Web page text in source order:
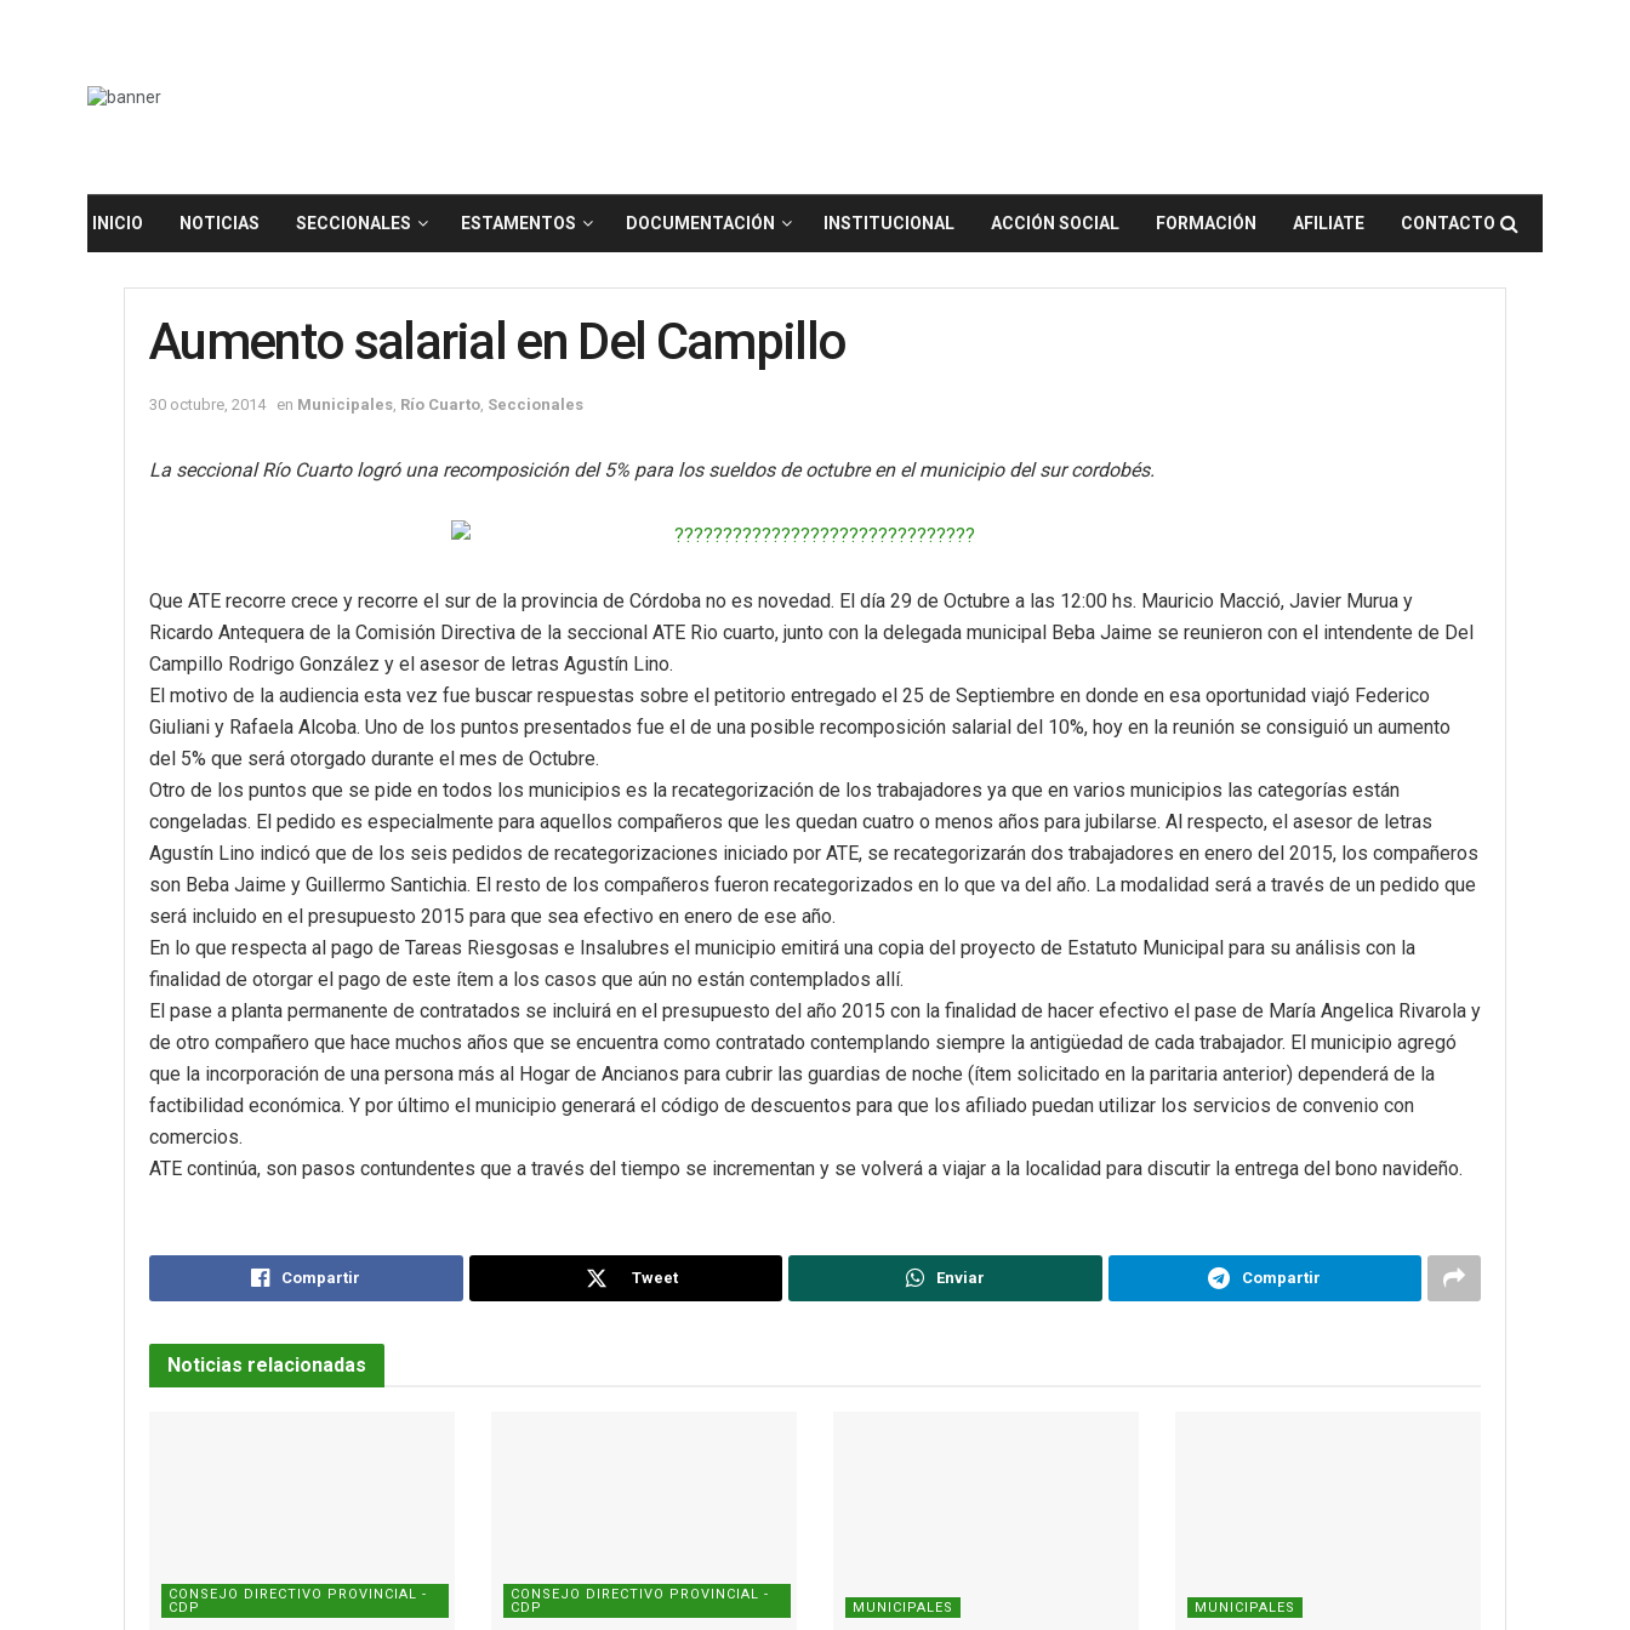
INICIO NOTICIAS SECCIONALES ESTAMENTOS DOCUMENTACIÓN INSTITUCIONAL ACCIÓN SOCIAL FORMACIÓN AFILIATE CONTACTO
Aumento salarial en Del Campillo
30 octubre, 2014 en Municipales Río Cuarto Seccionales
La seccional Río Cuarto logró una recomposición del 5% para los sueldos de octubre en el municipio del sur cordobés.
Que ATE recorre crece y recorre el sur de la provincia de Córdoba no es novedad. El día 29 de Octubre a las 12:00 hs. Mauricio Macció, Javier Murua y
Ricardo Antequera de la Comisión Directiva de la seccional ATE Rio cuarto, junto con la delegada municipal Beba Jaime se reunieron con el intendente de Del
Campillo Rodrigo González y el asesor de letras Agustín Lino.
El motivo de la audiencia esta vez fue buscar respuestas sobre el petitorio entregado el 25 de Septiembre en donde en esa oportunidad viajó Federico
Giuliani y Rafaela Alcoba. Uno de los puntos presentados fue el de una posible recomposición salarial del 10%, hoy en la reunión se consiguió un aumento
del 5% que será otorgado durante el mes de Octubre.
Otro de los puntos que se pide en todos los municipios es la recategorización de los trabajadores ya que en varios municipios las categorías están
congeladas. El pedido es especialmente para aquellos compañeros que les quedan cuatro o menos años para jubilarse. Al respecto, el asesor de letras
Agustín Lino indicó que de los seis pedidos de recategorizaciones iniciado por ATE, se recategorizarán dos trabajadores en enero del 2015, los compañeros
son Beba Jaime y Guillermo Santichia. El resto de los compañeros fueron recategorizados en lo que va del año. La modalidad será a través de un pedido que
será incluido en el presupuesto 2015 para que sea efectivo en enero de ese año.
En lo que respecta al pago de Tareas Riesgosas e Insalubres el municipio emitirá una copia del proyecto de Estatuto Municipal para su análisis con la
finalidad de otorgar el pago de este ítem a los casos que aún no están contemplados allí.
El pase a planta permanente de contratados se incluirá en el presupuesto del año 2015 con la finalidad de hacer efectivo el pase de María Angelica Rivarola y
de otro compañero que hace muchos años que se encuentra como contratado contemplando siempre la antigüedad de cada trabajador. El municipio agregó
que la incorporación de una persona más al Hogar de Ancianos para cubrir las guardias de noche (ítem solicitado en la paritaria anterior) dependerá de la
factibilidad económica. Y por último el municipio generará el código de descuentos para que los afiliado puedan utilizar los servicios de convenio con
comercios.
ATE continúa, son pasos contundentes que a través del tiempo se incrementan y se volverá a viajar a la localidad para discutir la entrega del bono navideño.
Compartir Tweet Enviar Compartir
Noticias relacionadas
CONSEJO DIRECTIVO PROVINCIAL -
CDP
CONSEJO DIRECTIVO PROVINCIAL -
CDP
MUNICIPALES MUNICIPALES